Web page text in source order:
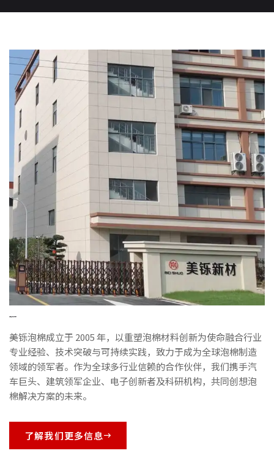
美铄泡棉成立于 2005 年，以重塑泡棉材料创新为使命融合行业
专业经验、技术突破与可持续实践，致力于成为全球泡棉制造
领域的领军者。作为全球多行业信赖的合作伙伴，我们携手汽
车巨头、建筑领军企业、电子创新者及科研机构，共同创想泡
棉解决方案的未来。
了解我们更多信息